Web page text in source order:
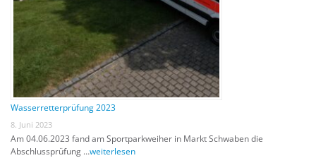
Wasserretterprüfung 2023
8. Juni 2023
Am 04.06.2023 fand am Sportparkweiher in Markt Schwaben die
Abschlussprüfung …weiterlesen